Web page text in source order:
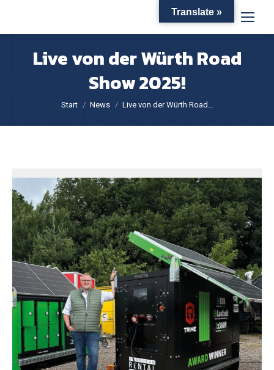
Live von der Würth Road
Show 2025!
Sie befinden sich hier:
Start News Live von der Würth Road…
Translate »